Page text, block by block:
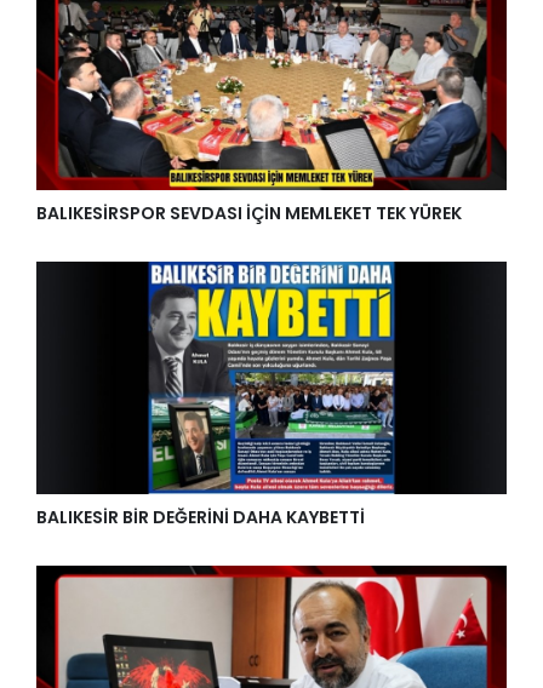
BALIKESİRSPOR SEVDASI İÇİN MEMLEKET TEK YÜREK
BALIKESİR BİR DEĞERİNİ DAHA KAYBETTİ